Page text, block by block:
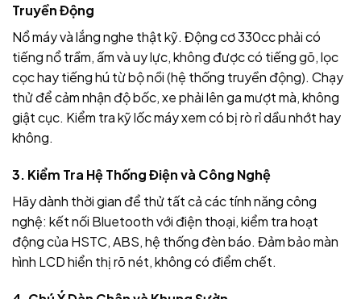
Truyền Động
Nổ máy và lắng nghe thật kỹ. Động cơ 330cc phải có
tiếng nổ trầm, ấm và uy lực, không được có tiếng gõ, lọc
cọc hay tiếng hú từ bộ nồi (hệ thống truyền động). Chạy
thử để cảm nhận độ bốc, xe phải lên ga mượt mà, không
giật cục. Kiểm tra kỹ lốc máy xem có bị rò rỉ dầu nhớt hay
không.
3. Kiểm Tra Hệ Thống Điện và Công Nghệ
Hãy dành thời gian để thử tất cả các tính năng công
nghệ: kết nối Bluetooth với điện thoại, kiểm tra hoạt
động của HSTC, ABS, hệ thống đèn báo. Đảm bảo màn
hình LCD hiển thị rõ nét, không có điểm chết.